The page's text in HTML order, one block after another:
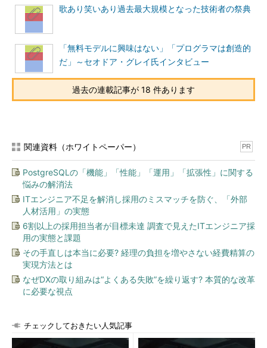
歌あり笑いあり過去最大規模となった技術者の祭典
「無料モデルに興味はない」「プログラマは創造的
だ」～セオドア・グレイ氏インタビュー
過去の連載記事が 18 件あります
関連資料（ホワイトペーパー） PR
PostgreSQLの「機能」「性能」「運用」「拡張性」に関する
悩みの解消法
ITエンジニア不足を解消し採用のミスマッチを防ぐ、「外部
人材活用」の実態
6割以上の採用担当者が目標未達 調査で見えたITエンジニア採
用の実態と課題
その手直しは本当に必要? 経理の負担を増やさない経費精算の
実現方法とは
なぜDXの取り組みは“よくある失敗”を繰り返す? 本質的な改革
に必要な視点
チェックしておきたい人気記事